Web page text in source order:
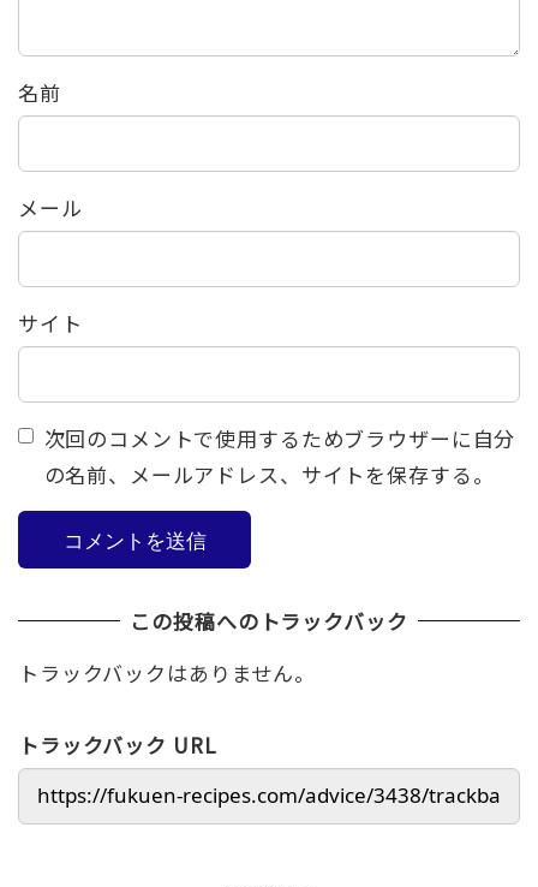
名前
メール
サイト
次回のコメントで使用するためブラウザーに自分
の名前、メールアドレス、サイトを保存する。
この投稿へのトラックバック
トラックバックはありません。
トラックバック URL